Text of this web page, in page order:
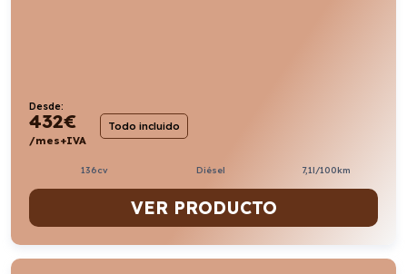
Desde:
432€
/mes+IVA
Todo incluido
136cv Diésel 7,1l/100km
VER PRODUCTO